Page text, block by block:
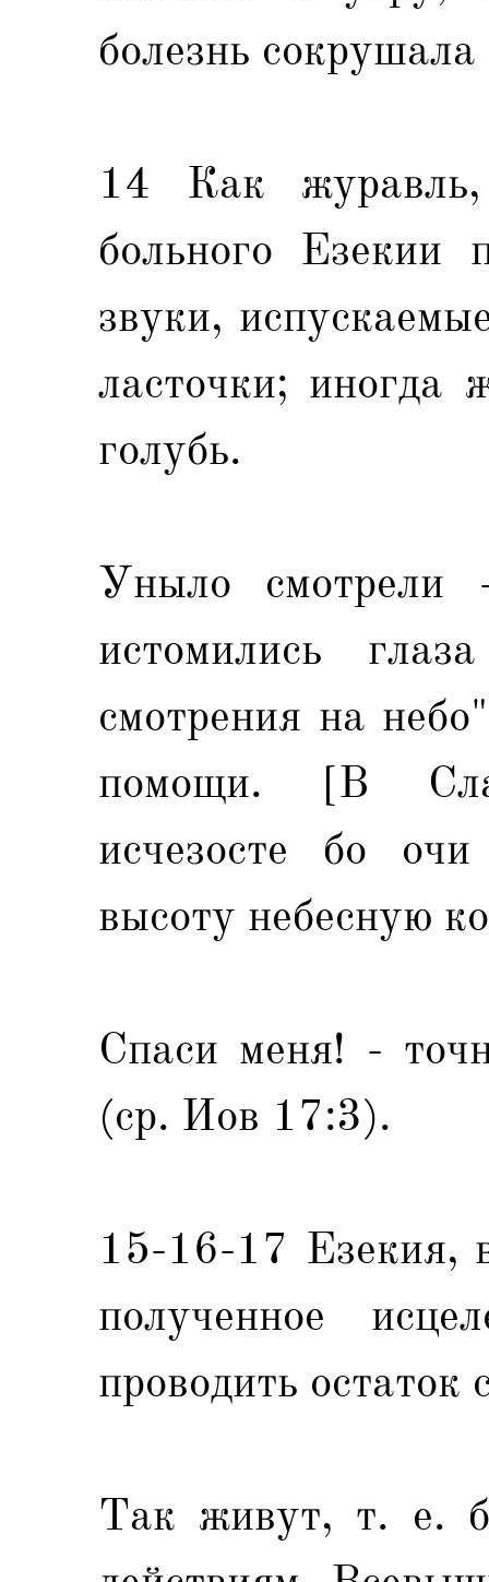
болезнь
14 Как
больного Езекии
звуки,
ласточки; иногда
голубь.
Уныло смотрели
истомились
смотрения на
помощи. [В
исчезосте бо
высоту небесную
Спаси меня! -
(ср. Иов 17:3).
15-16-17 Езекия,
полученное
проводить остаток
Так живут, т. е.